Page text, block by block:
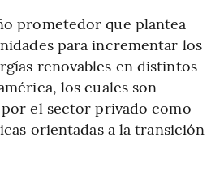
prometedor que plantea
para incrementar los
renovables en distintos
los cuales son
el sector privado como
orientadas a la transición